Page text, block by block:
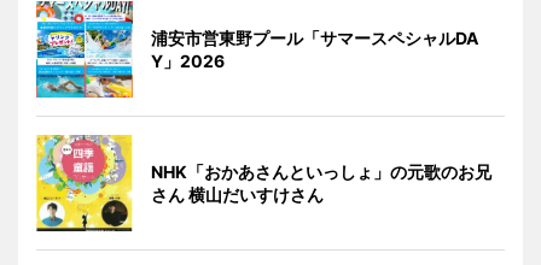
浦安市営東野プール「サマースペシャルDA
Y」2026
NHK「おかあさんといっしょ」の元歌のお兄
さん 横山だいすけさん